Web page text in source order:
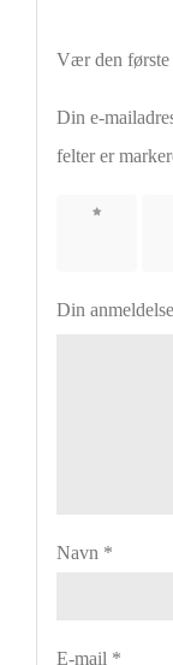
Vær den første
Din e-
felter er
1 ud af
2
Din anmeldelse
Navn *
E-mail *